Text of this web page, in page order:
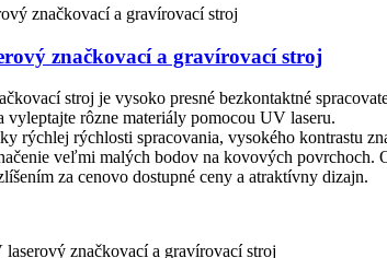
značkovací a gravírovací stroj
stroj je vysoko presné bezkontaktné
vyleptajte rôzne materiály pomocou UV laseru.
rýchlej rýchlosti spracovania, vysokého kontrastu
veľmi malých bodov na kovových
za cenovo dostupné ceny a atraktívny dizajn.